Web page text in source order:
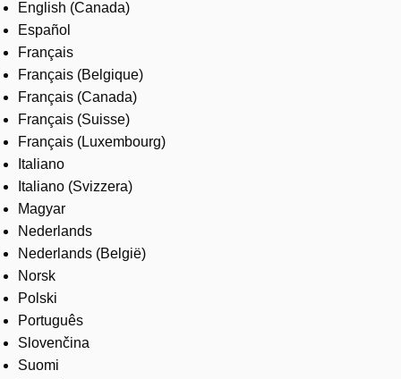
English (Canada)
Español
Français
Français (Belgique)
Français (Canada)
Français (Suisse)
Français (Luxembourg)
Italiano
Italiano (Svizzera)
Magyar
Nederlands
Nederlands (België)
Norsk
Polski
Português
Slovenčina
Suomi